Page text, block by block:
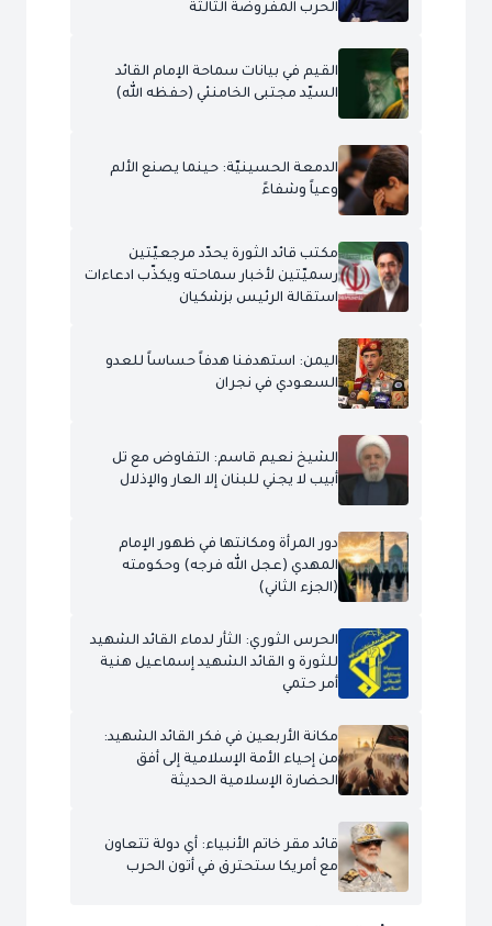
الحرب المفروضة الثالثة
القيم في بيانات سماحة الإمام القائد
السيّد مجتبى الخامنئي (حفظه الله)
الدمعة الحسينيّة: حينما يصنع الألم
وعياً وشفاءً
مكتب قائد الثورة يحدّد مرجعيّتين
رسميّتين لأخبار سماحته ويكذّب ادعاءات
استقالة الرئيس بزشكيان
اليمن: استهدفنا هدفاً حساساً للعدو
السعودي في نجران
الشيخ نعيم قاسم: التفاوض مع تل
أبيب لا يجني للبنان إلا العار والإذلال
دور المرأة ومكانتها في ظهور الإمام
المهدي (عجل الله فرجه) وحكومته
(الجزء الثاني)
الحرس الثوري: الثأر لدماء القائد الشهيد
للثورة و القائد الشهيد إسماعيل هنية
أمر حتمي
مكانة الأربعين في فكر القائد الشهيد:
من إحياء الأمة الإسلامية إلى أفق
الحضارة الإسلامية الحديثة
قائد مقر خاتم الأنبياء: أي دولة تتعاون
مع أمريكا ستحترق في أتون الحرب